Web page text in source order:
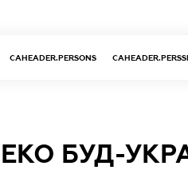
CAHEADER.PERSONS
ЕКО БУД-